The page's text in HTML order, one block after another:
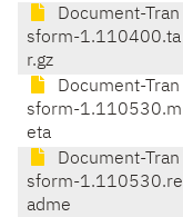
Document-Tran
sform-1.110400.ta
r.gz
Document-Tran
sform-1.110530.m
eta
Document-Tran
sform-1.110530.re
adme